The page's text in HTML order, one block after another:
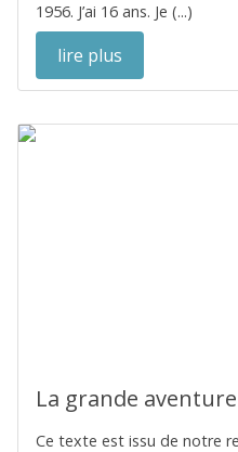
1956. J’ai 16 ans. Je (...)
lire plus
La grande aventure
Ce texte est issu de notre